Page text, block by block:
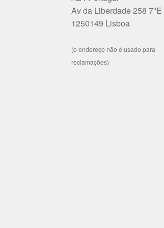
Av da Liberdade 258
1250149 Lisboa
(o endereço não é usado para
reclamações)